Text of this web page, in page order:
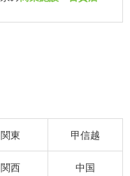
関東 甲信越
関西 中国